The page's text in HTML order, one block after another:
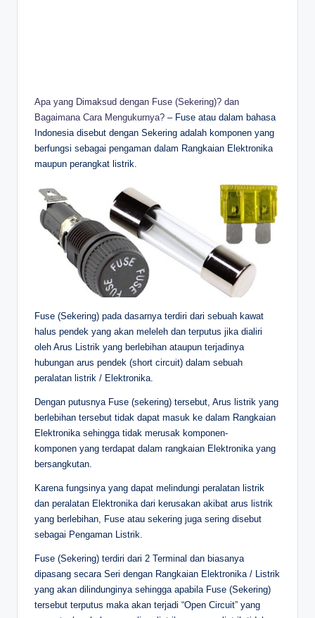
Apa yang Dimaksud dengan Fuse (Sekering)? dan
Bagaimana Cara Mengukurnya? – Fuse atau dalam bahasa
Indonesia disebut dengan Sekering adalah komponen yang
berfungsi sebagai pengaman dalam Rangkaian Elektronika
maupun perangkat listrik.
Fuse (Sekering) pada dasarnya terdiri dari sebuah kawat
halus pendek yang akan meleleh dan terputus jika dialiri
oleh Arus Listrik yang berlebihan ataupun terjadinya
hubungan arus pendek (short circuit) dalam sebuah
peralatan listrik / Elektronika.
Dengan putusnya Fuse (sekering) tersebut, Arus listrik yang
berlebihan tersebut tidak dapat masuk ke dalam Rangkaian
Elektronika sehingga tidak merusak komponen-
komponen yang terdapat dalam rangkaian Elektronika yang
bersangkutan.
Karena fungsinya yang dapat melindungi peralatan listrik
dan peralatan Elektronika dari kerusakan akibat arus listrik
yang berlebihan, Fuse atau sekering juga sering disebut
sebagai Pengaman Listrik.
Fuse (Sekering) terdiri dari 2 Terminal dan biasanya
dipasang secara Seri dengan Rangkaian Elektronika / Listrik
yang akan dilindunginya sehingga apabila Fuse (Sekering)
tersebut terputus maka akan terjadi “Open Circuit” yang